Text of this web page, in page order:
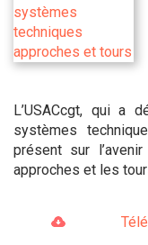
L’USACcgt, qui a
systèmes
présent sur
approches et les